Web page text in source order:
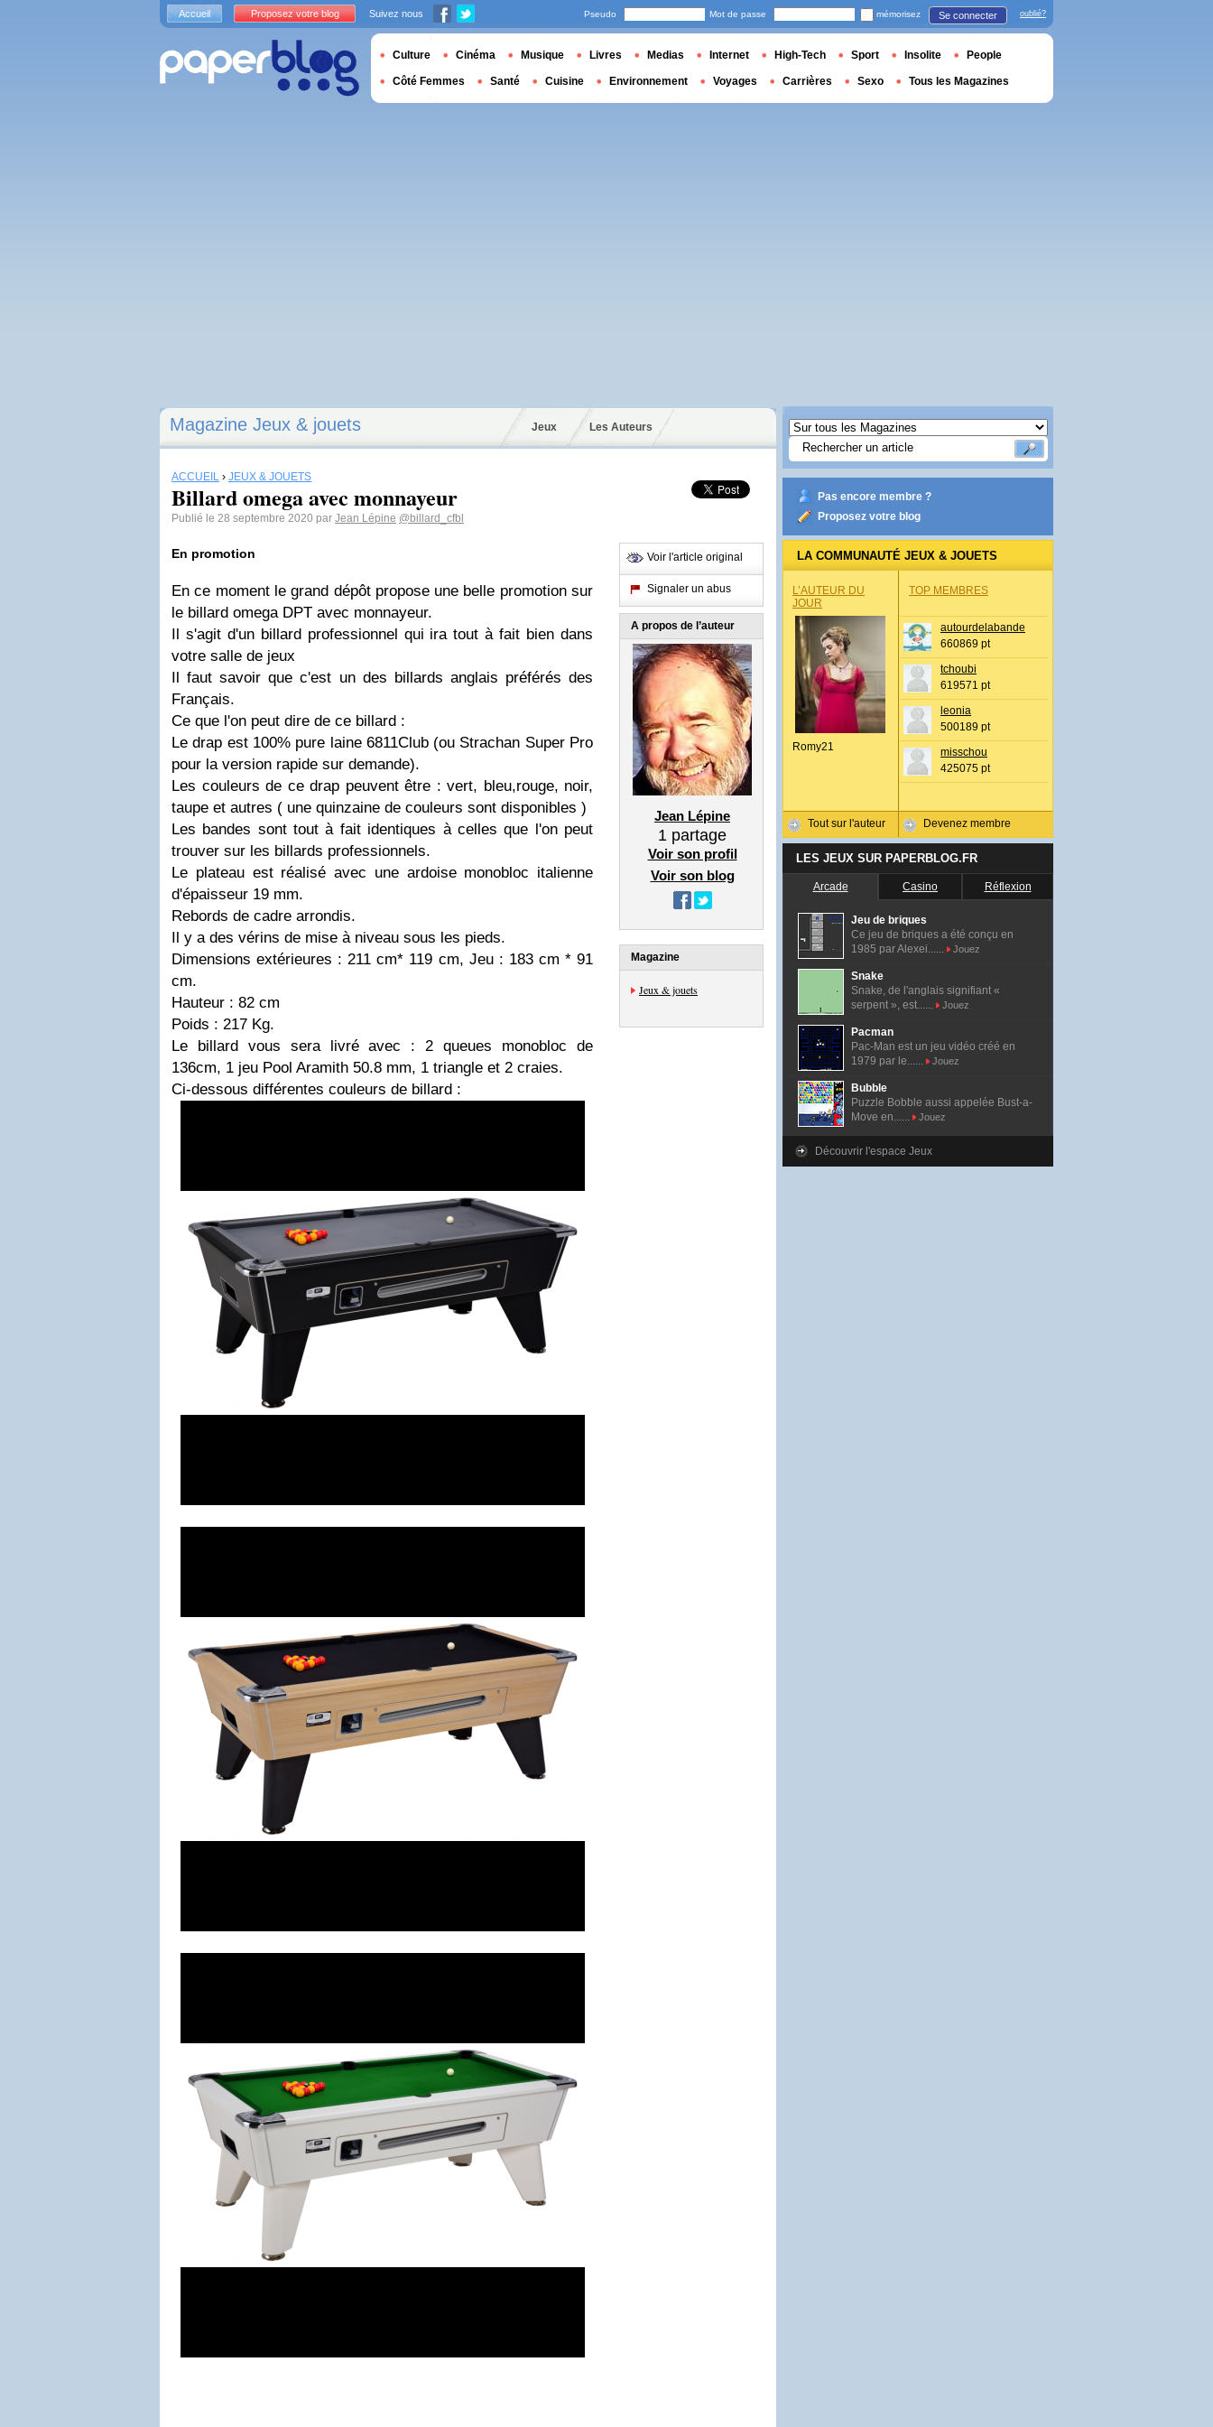
Magazine Jeux & jouets Jeux Les Auteurs
ACCUEIL › JEUX & JOUETS
Billard omega avec monnayeur
Publié le 28 septembre 2020 par Jean Lépine @billard_cfbl
En promotion
En ce moment le grand dépôt propose une belle promotion sur
le billard omega DPT avec monnayeur.
Il s'agit d'un billard professionnel qui ira tout à fait bien dans
votre salle de jeux
Il faut savoir que c'est un des billards anglais préférés des
Français.
Ce que l'on peut dire de ce billard :
Le drap est 100% pure laine 6811Club (ou Strachan Super Pro
pour la version rapide sur demande).
Les couleurs de ce drap peuvent être : vert, bleu,rouge, noir,
taupe et autres ( une quinzaine de couleurs sont disponibles )
Les bandes sont tout à fait identiques à celles que l'on peut
trouver sur les billards professionnels.
Le plateau est réalisé avec une ardoise monobloc italienne
d'épaisseur 19 mm.
Rebords de cadre arrondis.
Il y a des vérins de mise à niveau sous les pieds.
Dimensions extérieures : 211 cm* 119 cm, Jeu : 183 cm * 91
cm.
Hauteur : 82 cm
Poids : 217 Kg.
Le billard vous sera livré avec : 2 queues monobloc de
136cm, 1 jeu Pool Aramith 50.8 mm, 1 triangle et 2 craies.
Ci-dessous différentes couleurs de billard :
Voir l'article original
Signaler un abus
A propos de l’auteur
Jean Lépine
1 partage
Voir son profil
Voir son blog
Magazine
Jeux & jouets
Pas encore membre ?
Proposez votre blog
LA COMMUNAUTÉ JEUX & JOUETS
L’AUTEUR DU
JOUR
Romy21
Tout sur l'auteur
TOP MEMBRES
autourdelabande
660869 pt
tchoubi
619571 pt
leonia
500189 pt
misschou
425075 pt
Devenez membre
LES JEUX SUR PAPERBLOG.FR
Arcade Casino Réflexion
Jeu de briques
Ce jeu de briques a été conçu en
1985 par Alexei......
Jouez
Snake
Snake, de l'anglais signifiant «
serpent », est......
Jouez
Pacman
Pac-Man est un jeu vidéo créé en
1979 par le......
Jouez
Bubble
Puzzle Bobble aussi appelée Bust-a-
Move en......
Jouez
Découvrir l'espace Jeux
Accueil Proposez votre blog Suivez nous Pseudo Mot de passe mémorisez Se connecter oublié?
Culture Cinéma Musique Livres Medias Internet High-Tech Sport Insolite People
Côté Femmes Santé Cuisine Environnement Voyages Carrières Sexo Tous les Magazines